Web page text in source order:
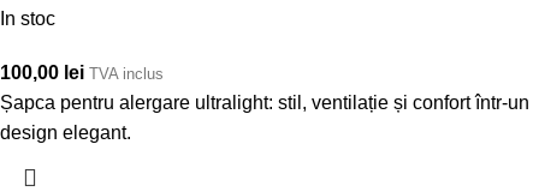
In stoc
100,00 lei TVA inclus
Șapca pentru alergare ultralight: stil, ventilație și confort într-un
design elegant.